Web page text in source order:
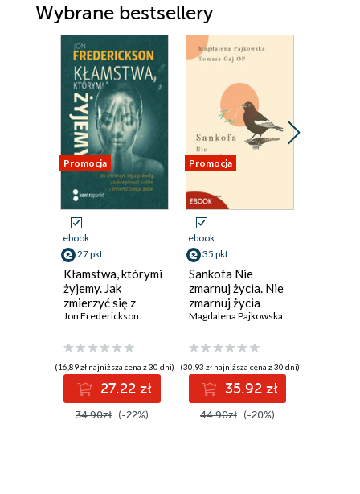
Wybrane bestsellery
Promocja
ebook
27 pkt
Kłamstwa, którymi
żyjemy. Jak
zmierzyć się z
prawdą,
siebie i zmienić
swoje życie
Wydania II
Jon Frederickson
(16,89 zł najniższa cena z 30 dni)
27.22 zł
34.90zł (-22%)
Promocja
ebook
35 pkt
Sankofa Nie
zmarnuj życia. Nie
zmarnuj życia
Magdalena Pajkowska
,Tomasz Gaj OP
(30,93 zł najniższa cena z 30 dni)
35.92 zł
44.90zł (-20%)